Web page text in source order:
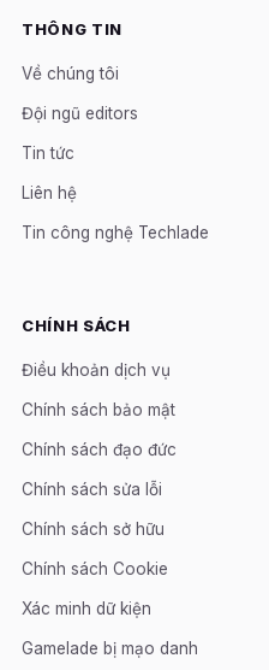
THÔNG TIN
Về chúng tôi
Đội ngũ editors
Tin tức
Liên hệ
Tin công nghệ Techlade
CHÍNH SÁCH
Điều khoản dịch vụ
Chính sách bảo mật
Chính sách đạo đức
Chính sách sửa lỗi
Chính sách sở hữu
Chính sách Cookie
Xác minh dữ kiện
Gamelade bị mạo danh